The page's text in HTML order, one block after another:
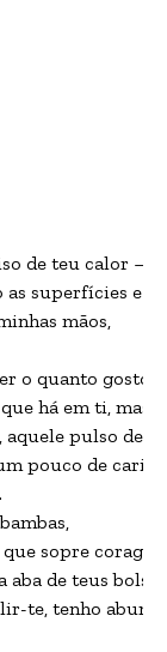
de teu calor —
superfícies e
mãos,
o quanto gosto
há em ti, mas
pulso de
pouco de
sopre
aba de teus
te, tenho